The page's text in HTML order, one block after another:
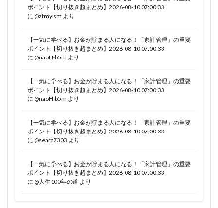
ポイント【切り抜き超まとめ】2026-08-10 07:00:33
に @ztmyism より
【一気に学べる】お金が貯まる人になる！「家計管理」の重要
ポイント【切り抜き超まとめ】2026-08-10 07:00:33
に @naoH-b5m より
【一気に学べる】お金が貯まる人になる！「家計管理」の重要
ポイント【切り抜き超まとめ】2026-08-10 07:00:33
に @naoH-b5m より
【一気に学べる】お金が貯まる人になる！「家計管理」の重要
ポイント【切り抜き超まとめ】2026-08-10 07:00:33
に @seara7303 より
【一気に学べる】お金が貯まる人になる！「家計管理」の重要
ポイント【切り抜き超まとめ】2026-08-10 07:00:33
に @人生100年の道 より